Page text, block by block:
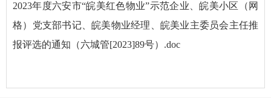
2023年度六安市“皖美红色物业”示范企业、皖美小区（网
格）党支部书记、皖美物业经理、皖美业主委员会主任推
报评选的通知（六城管[2023]89号）.doc